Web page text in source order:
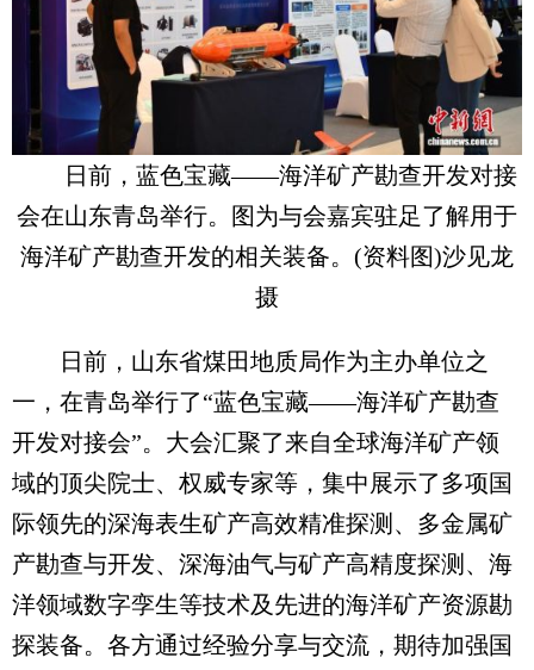
日前，蓝色宝藏——海洋矿产勘查开发对接
会在山东青岛举行。图为与会嘉宾驻足了解用于
海洋矿产勘查开发的相关装备。(资料图)沙见龙
摄
日前，山东省煤田地质局作为主办单位之
一，在青岛举行了“蓝色宝藏——海洋矿产勘查
开发对接会”。大会汇聚了来自全球海洋矿产领
域的顶尖院士、权威专家等，集中展示了多项国
际领先的深海表生矿产高效精准探测、多金属矿
产勘查与开发、深海油气与矿产高精度探测、海
洋领域数字孪生等技术及先进的海洋矿产资源勘
探装备。各方通过经验分享与交流，期待加强国